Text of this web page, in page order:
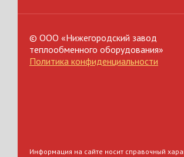
© ООО «Нижегородский завод
теплообменного оборудования»
Политика конфиденциальности
Информация на сайте носит справочный